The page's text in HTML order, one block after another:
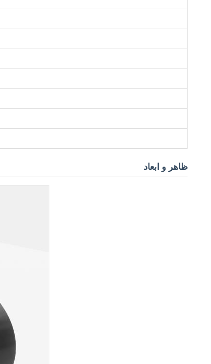
ظاهر و ابعاد